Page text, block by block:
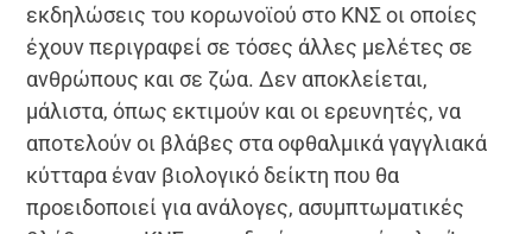
εκδηλώσεις του κορωνοϊού στο ΚΝΣ οι οποίες
έχουν περιγραφεί σε τόσες άλλες μελέτες σε
ανθρώπους και σε ζώα. Δεν αποκλείεται,
μάλιστα, όπως εκτιμούν και οι ερευνητές, να
αποτελούν οι βλάβες στα οφθαλμικά γαγγλιακά
κύτταρα έναν βιολογικό δείκτη που θα
προειδοποιεί για ανάλογες, ασυμπτωματικές